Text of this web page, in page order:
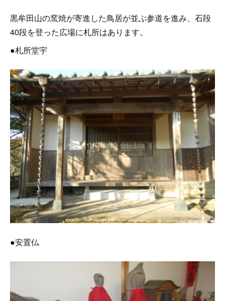
黒牟田山の窯焼が寄進した鳥居が並ぶ参道を進み、石段
40段を登った広場に札所はあります。
●札所堂宇
●安置仏